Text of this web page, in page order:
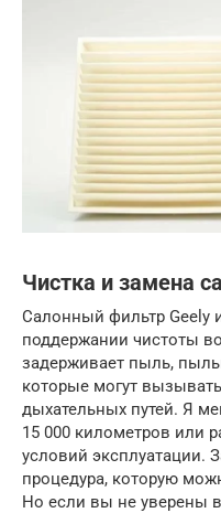
Чистка и замена
Салонный фильтр Geely
поддержании чистоты
задерживает пыль,
которые могут
дыхательных путей. Я
15 000 километров или
условий эксплуатации.
процедура, которую
Но если вы не уверены